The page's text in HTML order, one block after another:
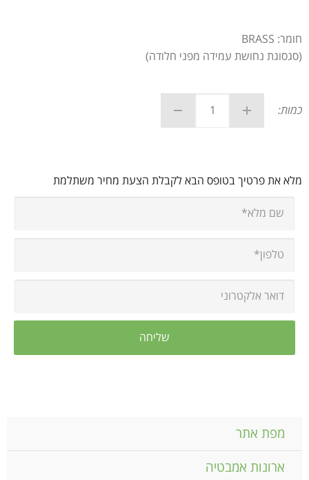
חומר: BRASS
(סגסוגת נחושת עמידה מפני חלודה)
כמות:
מלא את פרטיך בטופס הבא לקבלת הצעת מחיר משתלמת
מפת אתר
ארונות אמבטיה